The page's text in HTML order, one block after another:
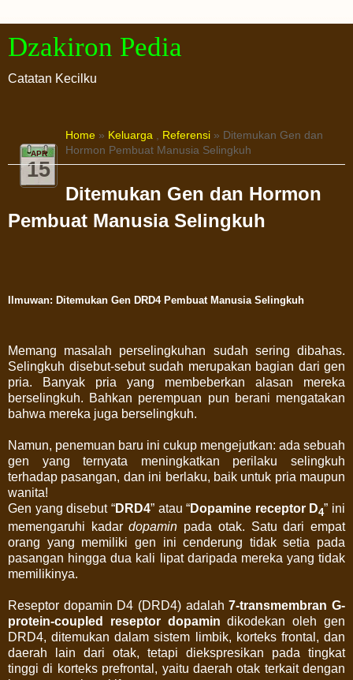
Dzakiron Pedia
Catatan Kecilku
APR
15
Home » Keluarga , Referensi » Ditemukan Gen dan
Hormon Pembuat Manusia Selingkuh
Ditemukan Gen dan Hormon
Pembuat Manusia Selingkuh
Ilmuwan: Ditemukan Gen DRD4 Pembuat Manusia Selingkuh
Memang masalah perselingkuhan sudah sering dibahas.
Selingkuh disebut-sebut sudah merupakan bagian dari gen
pria. Banyak pria yang membeberkan alasan mereka
berselingkuh. Bahkan perempuan pun berani mengatakan
bahwa mereka juga berselingkuh.
Namun, penemuan baru ini cukup mengejutkan: ada sebuah
gen yang ternyata meningkatkan perilaku selingkuh
terhadap pasangan, dan ini berlaku, baik untuk pria maupun
wanita!
Gen yang disebut “DRD4” atau “Dopamine receptor D4” ini
memengaruhi kadardopamin pada otak. Satu dari empat
orang yang memiliki gen ini cenderung tidak setia pada
pasangan hingga dua kali lipat daripada mereka yang tidak
memilikinya.
Reseptor dopamin D4 (DRD4) adalah7-transmembran G-
protein-coupled reseptor dopamin dikodekan oleh gen
DRD4, ditemukan dalam sistem limbik, korteks frontal, dan
daerah lain dari otak, tetapi diekspresikan pada tingkat
tinggi di korteks prefrontal, yaitu daerah otak terkait dengan